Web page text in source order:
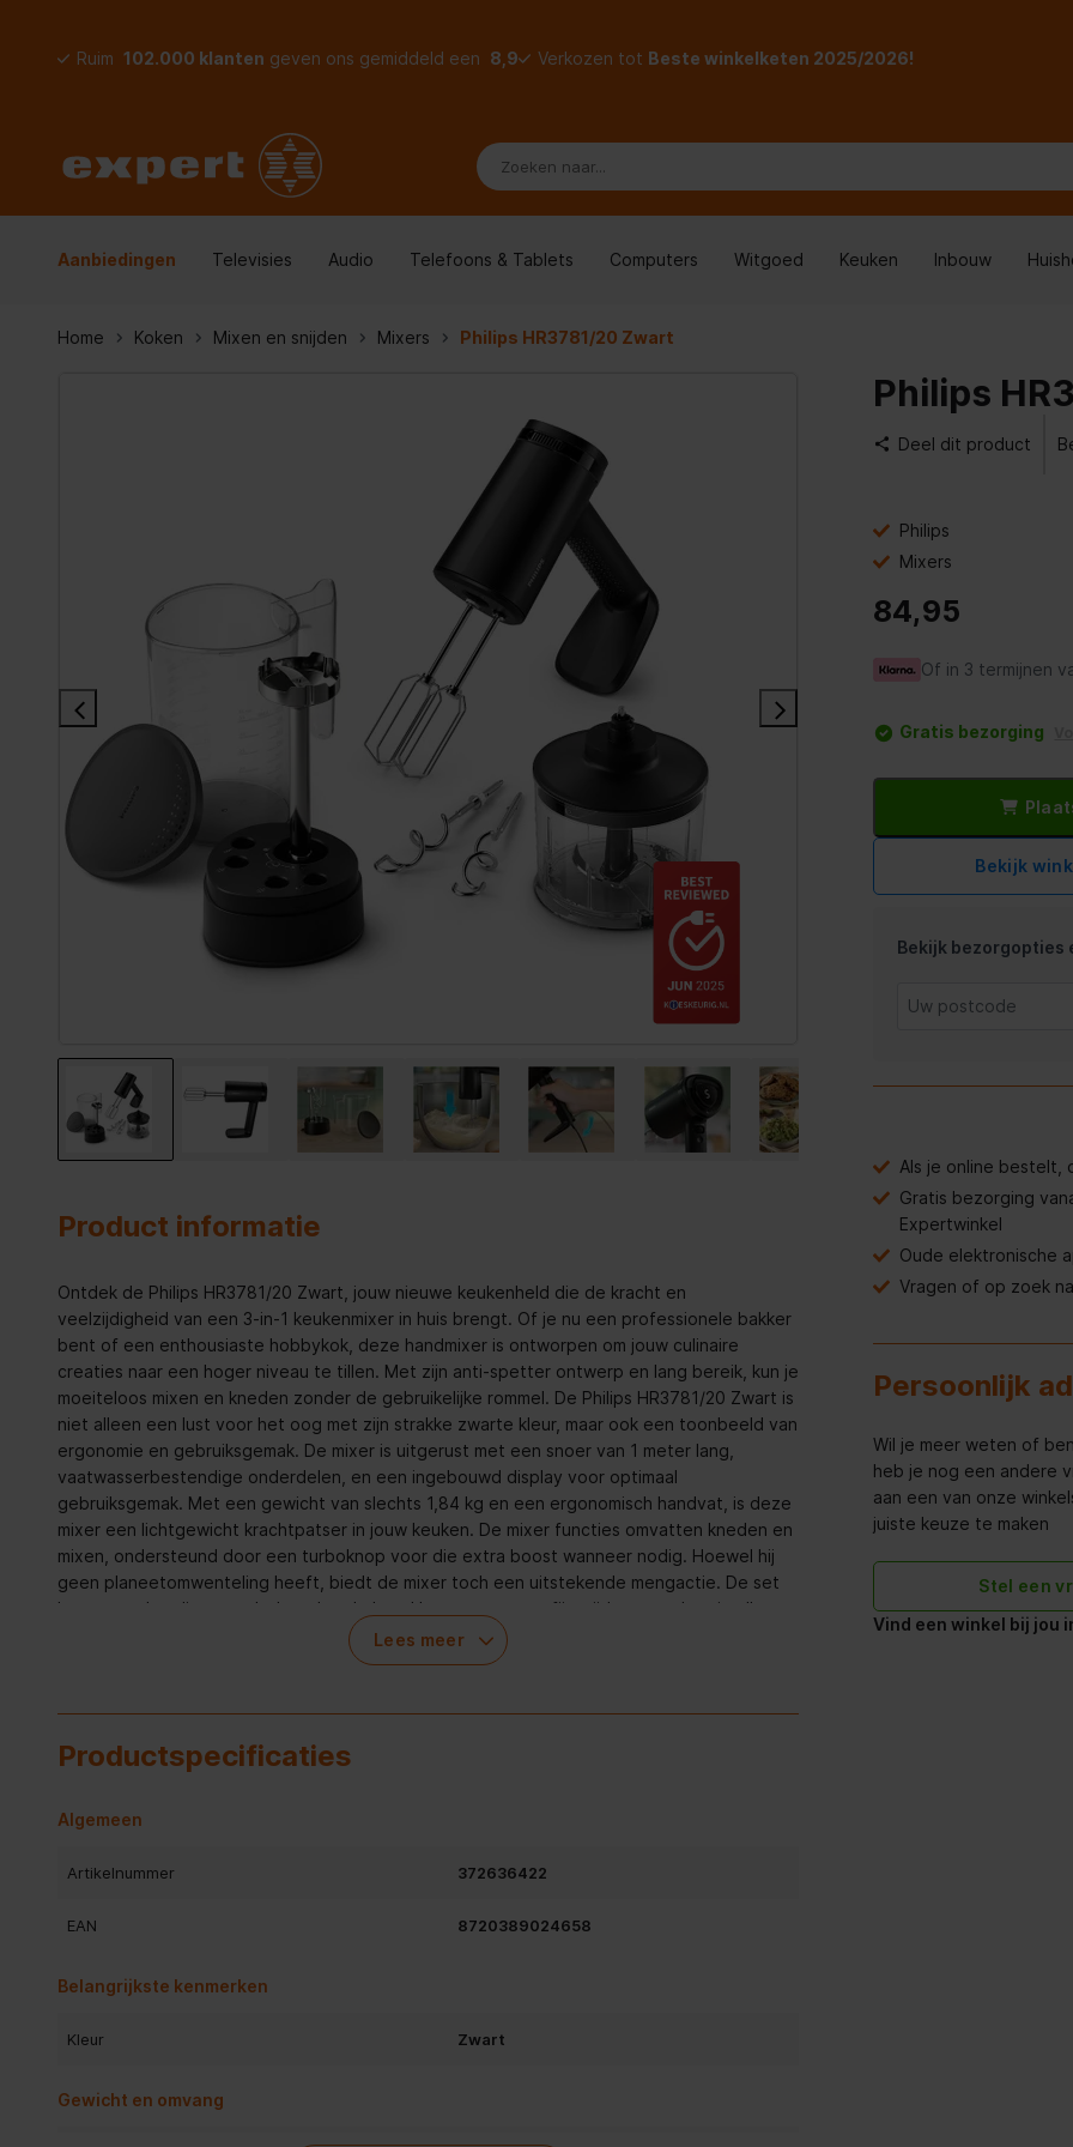
Ruim 102.000 klanten geven ons gemiddeld een 8,9 Verkozen tot Beste winkelketen 2025/2026!
Aanbiedingen Televisies Audio Telefoons & Tablets Computers Witgoed Keuken Inbouw
Home Koken Mixen en snijden Mixers Philips HR3781/20 Zwart
Product informatie
Ontdek de Philips HR3781/20 Zwart, jouw nieuwe keukenheld die de kracht en
veelzijdigheid van een 3-in-1 keukenmixer in huis brengt. Of je nu een professionele bakker
bent of een enthousiaste hobbykok, deze handmixer is ontworpen om jouw culinaire
creaties naar een hoger niveau te tillen. Met zijn anti-spetter ontwerp en lang bereik, kun je
moeiteloos mixen en kneden zonder de gebruikelijke rommel. De Philips HR3781/20 Zwart is
niet alleen een lust voor het oog met zijn strakke zwarte kleur, maar ook een toonbeeld van
ergonomie en gebruiksgemak. De mixer is uitgerust met een snoer van 1 meter lang,
vaatwasserbestendige onderdelen, en een ingebouwd display voor optimaal
gebruiksgemak. Met een gewicht van slechts 1,84 kg en een ergonomisch handvat, is deze
mixer een lichtgewicht krachtpatser in jouw keuken. De mixer functies omvatten kneden en
mixen, ondersteund door een turboknop voor die extra boost wanneer nodig. Hoewel hij
geen planeetomwenteling heeft, biedt de mixer toch een uitstekende mengactie. De set
bevat een handige maatbeker, deeghaken, kloppers, en een fijnsnijder, waardoor je alle
tools binnen handbereik hebt voor elke taak. Met een vermogen van 500 W en 5
verschillende snelheden, aangepast aan jouw behoeften, is deze mixer een ware
mixtaak. Maak je geen zorgen over de schoonmaak; de Philips HR3781/20 Zwart is
ontworpen met jouw gemak in gedachten, met vaatwasserbestendige onderdelen die het
opruimen tot een fluitje van een cent maken. Stap nu over op deze veelzijdige keukenhulp
producten verdienen het predicaat "Best Reviewed". En de Philips
Mixers. Meer weten? Lees hier de
Lees meer
Productspecificaties
Algemeen
Artikelnummer 372636422
EAN 8720389024658
Belangrijkste kenmerken
Kleur Zwart
Gewicht en omvang
Philips
Deel dit product
Philips
Mixers
84,95
Of in 3 termijnen
Gratis bezorging
Bekijk
Bekijk bezorgopties
Als je online bestelt,
Gratis bezorging
Expertwinkel
Oude elektronische
Vragen of op zoek
Persoonlijk
Wil je meer weten of
heb je nog een andere
aan een van onze
juiste keuze te maken
Stel een
Vind een winkel bij jou